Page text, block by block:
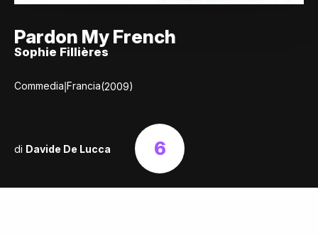
Pardon My French
Sophie Fillières
Commedia|Francia(2009)
di Davide De Lucca 6